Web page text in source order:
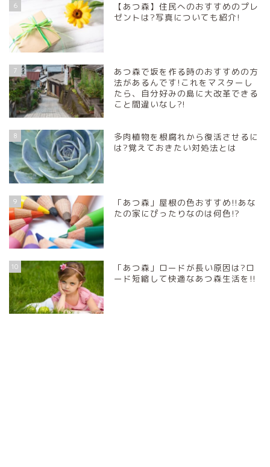
6
【あつ森】住民へのおすすめのプレ
ゼントは?写真についても紹介!
7
あつ森で坂を作る時のおすすめの方
法があるんです!これをマスターし
たら、自分好みの島に大改革できる
こと間違いなし?!
8
多肉植物を根腐れから復活させるに
は?覚えておきたい対処法とは
9
「あつ森」屋根の色おすすめ!!あな
たの家にぴったりなのは何色!?
10
「あつ森」ロードが長い原因は?ロ
ード短縮して快適なあつ森生活を!!